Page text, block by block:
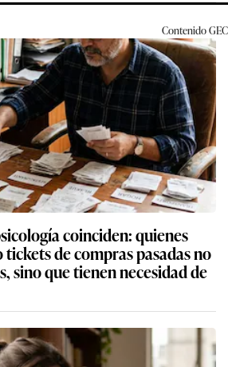
ContenidoGEC
coinciden: quienes
de compras pasadas no
sino que tienen necesidad de